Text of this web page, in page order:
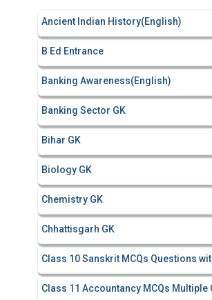
Ancient Indian History(English)
B Ed Entrance
Banking Awareness(English)
Banking Sector GK
Bihar GK
Biology GK
Chemistry GK
Chhattisgarh GK
Class 10 Sanskrit MCQs Questions
Class 11 Accountancy MCQs Multiple